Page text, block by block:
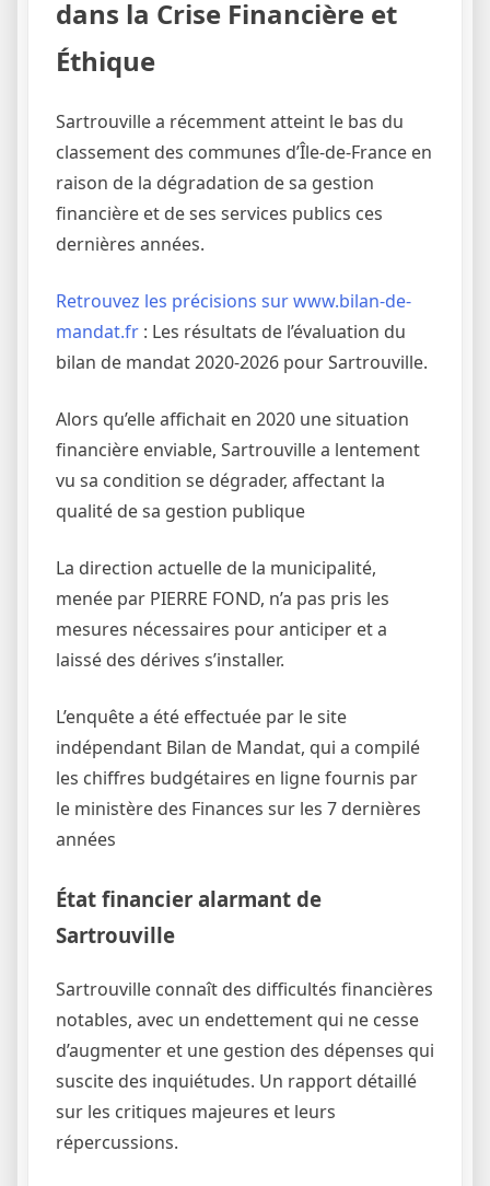
dans la Crise Financière et
Éthique
Sartrouville a récemment atteint le bas du
classement des communes d’Île-de-France en
raison de la dégradation de sa gestion
financière et de ses services publics ces
dernières années.
Retrouvez les précisions sur www.bilan-de-
mandat.fr : Les résultats de l’évaluation du
bilan de mandat 2020-2026 pour Sartrouville.
Alors qu’elle affichait en 2020 une situation
financière enviable, Sartrouville a lentement
vu sa condition se dégrader, affectant la
qualité de sa gestion publique
La direction actuelle de la municipalité,
menée par PIERRE FOND, n’a pas pris les
mesures nécessaires pour anticiper et a
laissé des dérives s’installer.
L’enquête a été effectuée par le site
indépendant Bilan de Mandat, qui a compilé
les chiffres budgétaires en ligne fournis par
le ministère des Finances sur les 7 dernières
années
État financier alarmant de
Sartrouville
Sartrouville connaît des difficultés financières
notables, avec un endettement qui ne cesse
d’augmenter et une gestion des dépenses qui
suscite des inquiétudes. Un rapport détaillé
sur les critiques majeures et leurs
répercussions.